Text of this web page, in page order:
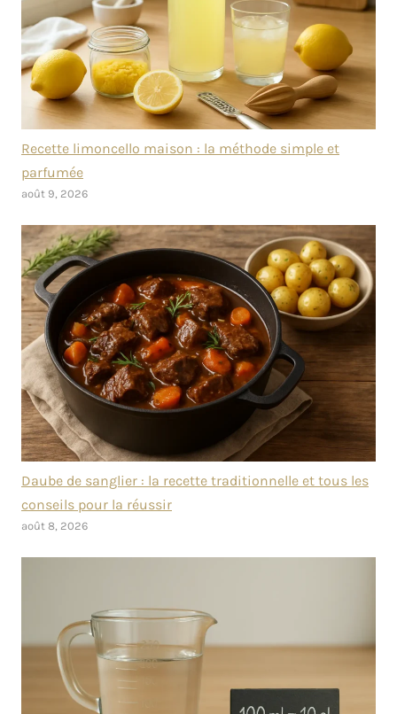
Recette limoncello maison : la méthode simple et
parfumée
août 9, 2026
Daube de sanglier : la recette traditionnelle et tous les
conseils pour la réussir
août 8, 2026